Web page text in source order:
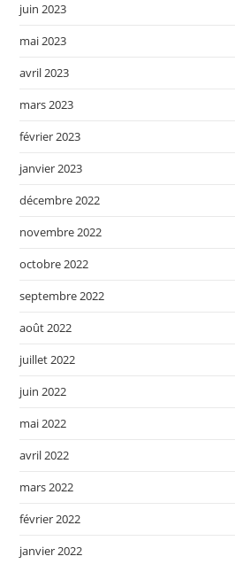
juin 2023
mai 2023
avril 2023
mars 2023
février 2023
janvier 2023
décembre 2022
novembre 2022
octobre 2022
septembre 2022
août 2022
juillet 2022
juin 2022
mai 2022
avril 2022
mars 2022
février 2022
janvier 2022